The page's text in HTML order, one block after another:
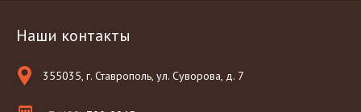
Наши контакты
355035, г. Ставрополь, ул. Суворова, д. 7